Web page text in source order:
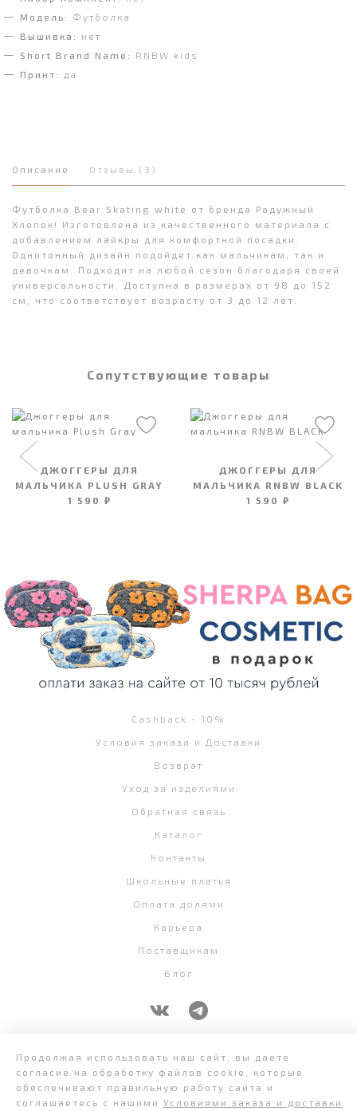
Модель:
Футболка
Вышивка:
нет
Short Brand Name:
RNBW kids
Принт:
да
Описание Отзывы (3)
Футболка Bear Skating white от бренда Радужный
Хлопок! Изготовлена из качественного материала с
добавлением лайкры для комфортной посадки.
Однотонный дизайн подойдет как мальчикам, так и
девочкам. Подходит на любой сезон благодаря своей
универсальности. Доступна в размерах от 98 до 152
см, что соответствует возрасту от 3 до 12 лет.
Сопутствующие товары
ДЖОГГЕРЫ ДЛЯ
МАЛЬЧИКА PLUSH GRAY
1 590 ₽
ДЖОГГЕРЫ ДЛЯ
МАЛЬЧИКА RNBW BLACK
1 590 ₽
Cashback - 10%
Условия заказа и Доставки
Возврат
Уход за изделиями
Обратная связь
Каталог
Контакты
Школьные платья
Оплата долями
Карьера
Поставщикам
Блог
Продолжая использовать наш сайт, вы даете
согласие на обработку файлов cookie, которые
обеспечивают правильную работу сайта и
соглашаетесь с нашими Условиями заказа и доставки